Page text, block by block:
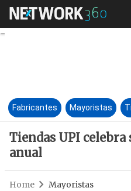
Fabricantes Mayoristas
Tiendas UPI celebra
anual
Home Mayoristas